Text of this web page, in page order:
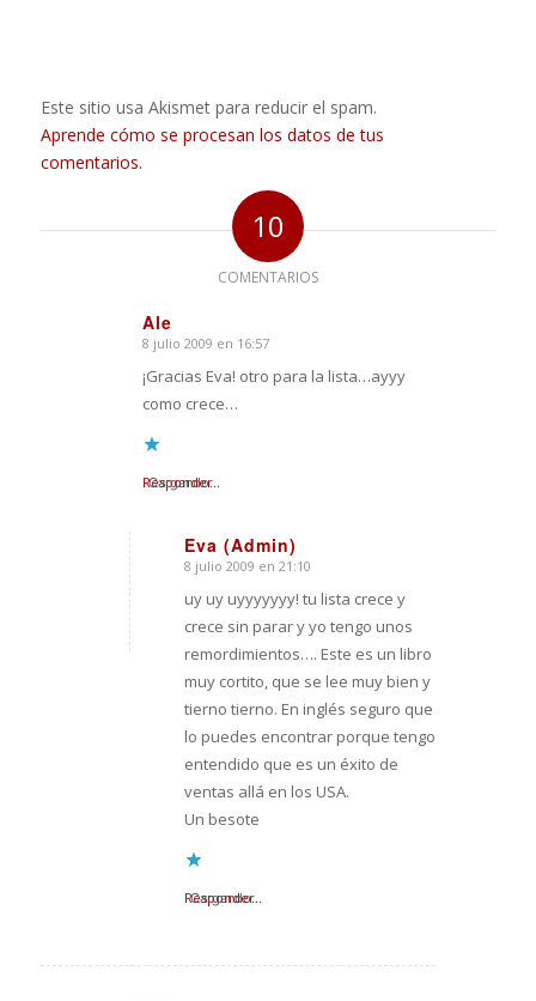
Este sitio usa Akismet para reducir el spam.
Aprende cómo se procesan los datos de tus
comentarios.
10
COMENTARIOS
Ale
Dice:
8 julio 2009 en 16:57
¡Gracias Eva! otro para la lista…ayyy
como crece…
Cargando...
Responder
Eva (Admin)
Dice:
8 julio 2009 en 21:10
uy uy uyyyyyyy! tu lista crece y
crece sin parar y yo tengo unos
remordimientos…. Este es un libro
muy cortito, que se lee muy bien y
tierno tierno. En inglés seguro que
lo puedes encontrar porque tengo
entendido que es un éxito de
ventas allá en los USA.
Un besote
Cargando...
Responder